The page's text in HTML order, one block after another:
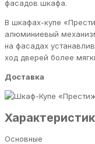
фасадов шкафа.
В шкафах-купе
алюминиевый
на фасадах
ход дверей более
Доставка
Основные